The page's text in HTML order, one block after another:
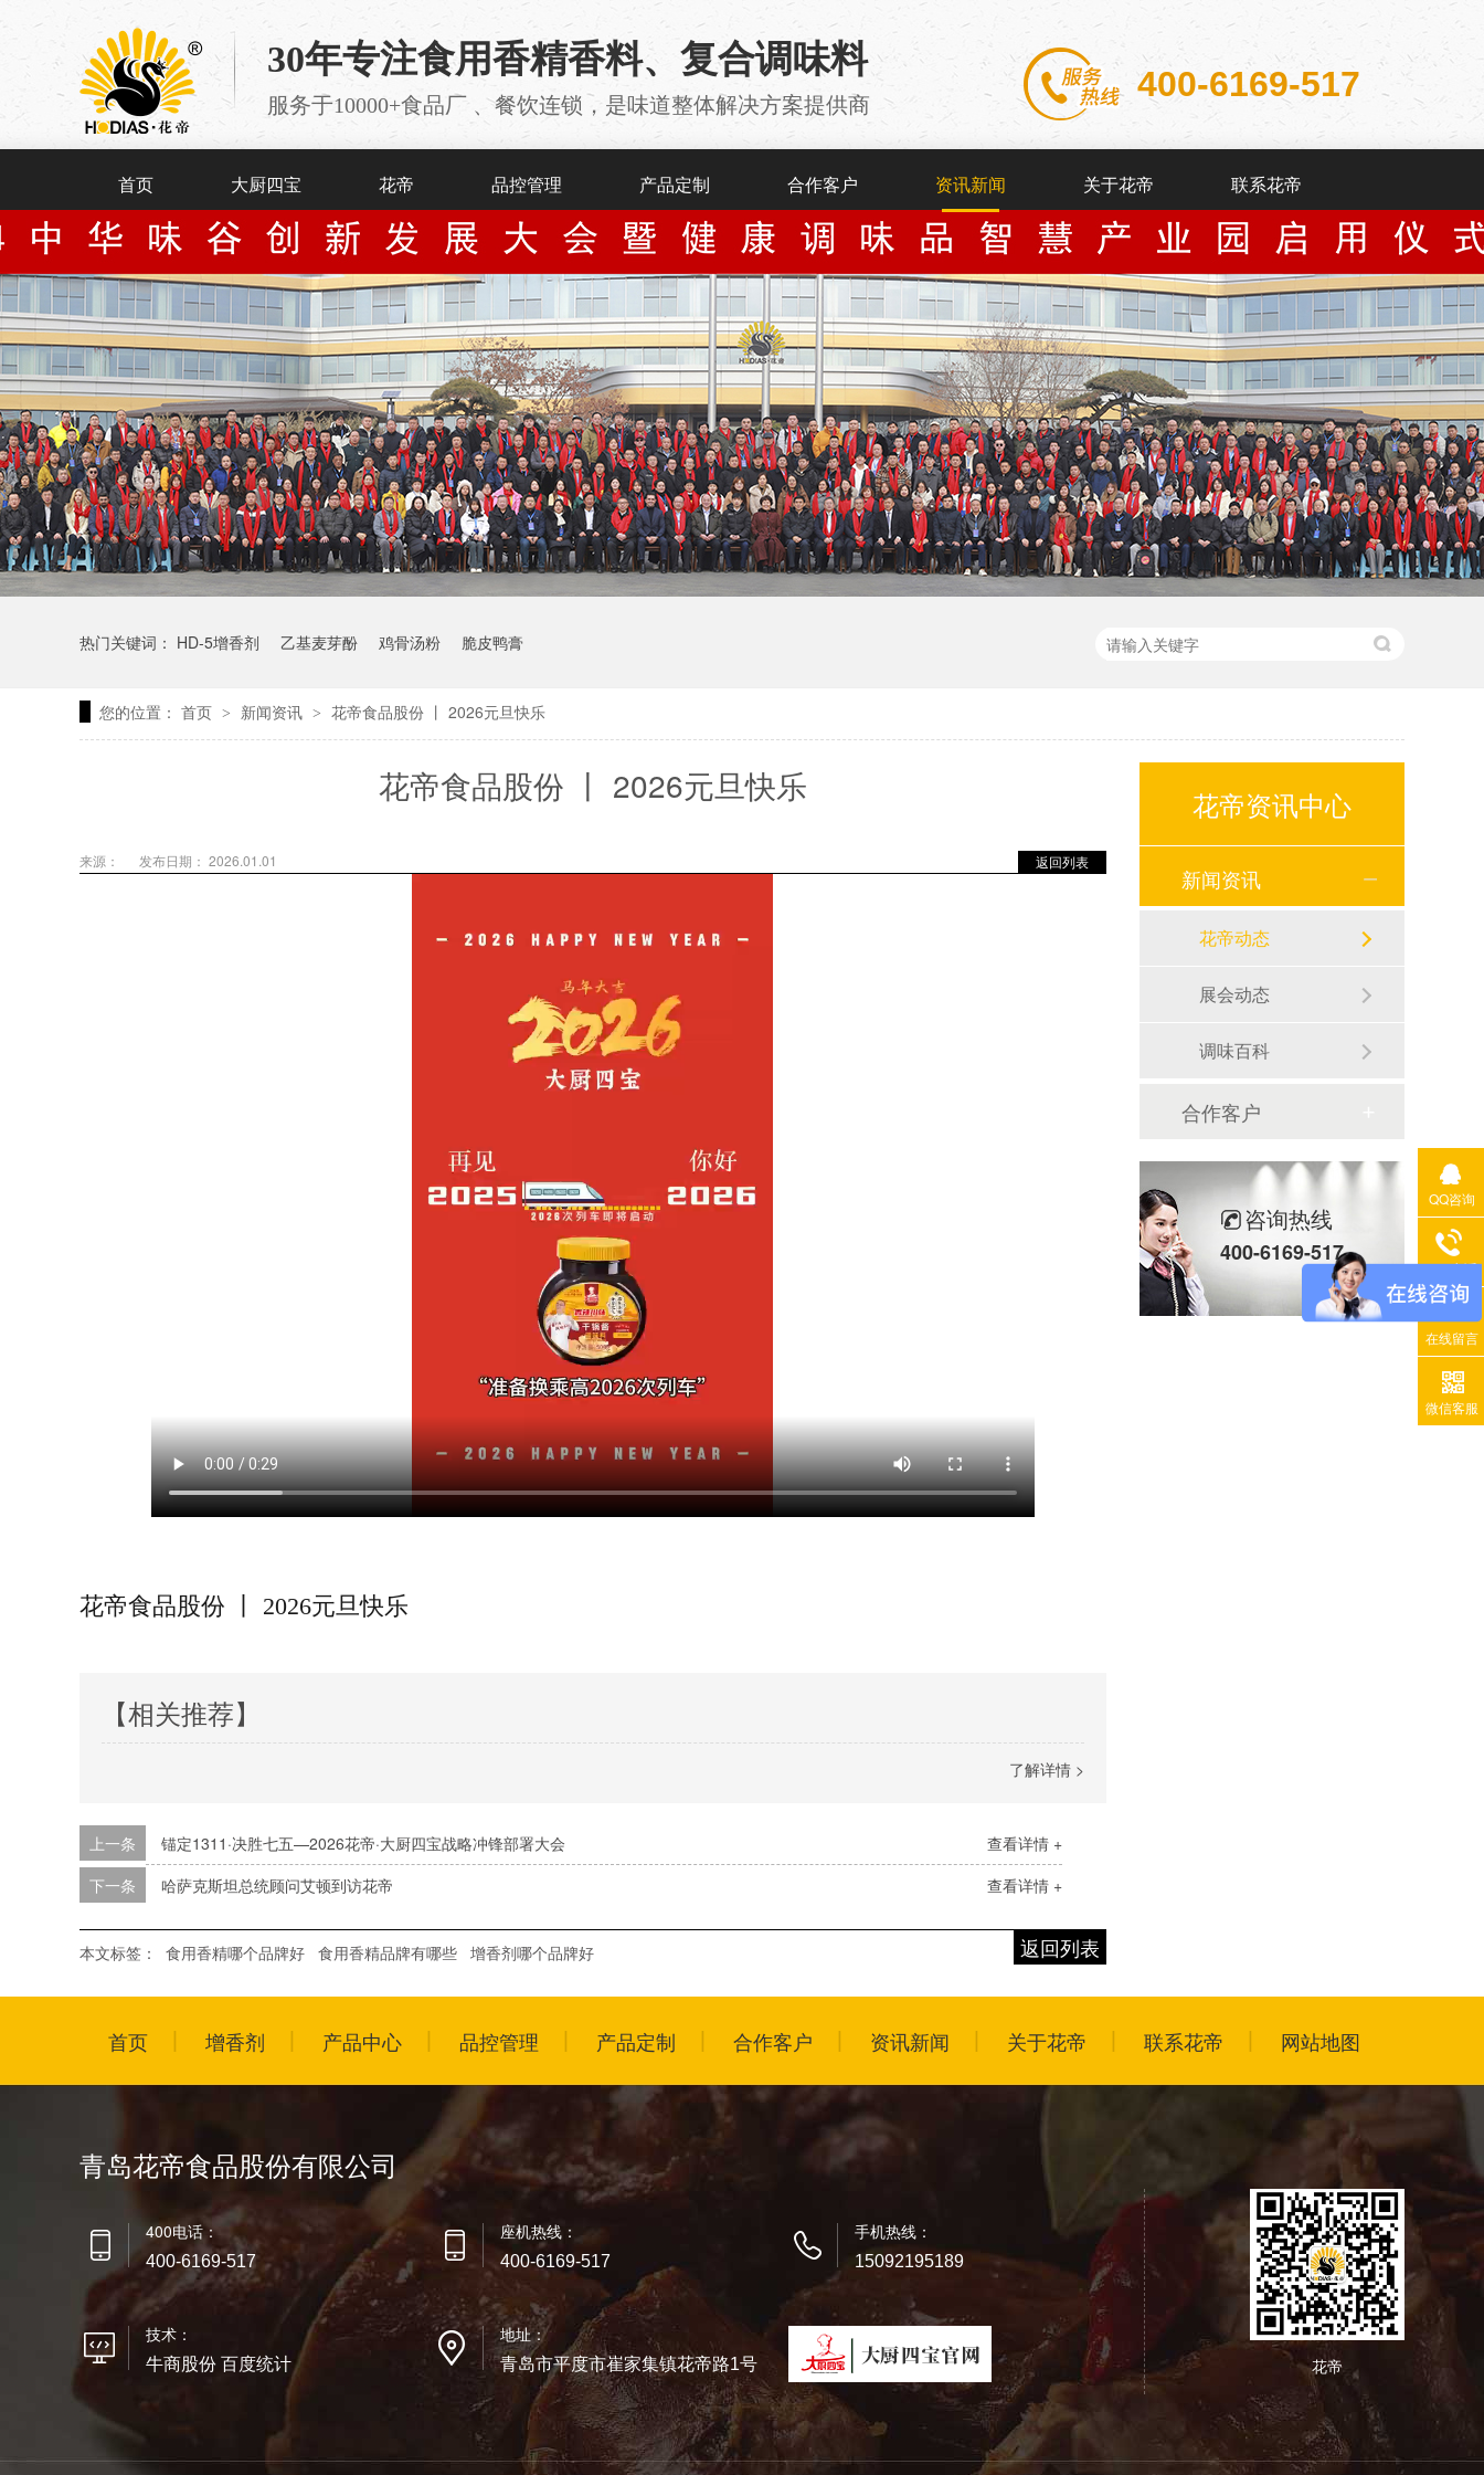
30年专注食用香精香料、复合调味料
服务于10000+食品厂 、餐饮连锁，是味道整体解决方案提供商
400-6169-517
首页 大厨四宝 花帝 品控管理 产品定制 合作客户 资讯新闻 关于花帝 联系花帝
热门关键词： HD-5增香剂 乙基麦芽酚 鸡骨汤粉 脆皮鸭膏
您的位置： 首页 > 新闻资讯 > 花帝食品股份 丨 2026元旦快乐
花帝食品股份 丨 2026元旦快乐
返回列表
来源： 发布日期： 2026.01.01
花帝食品股份 丨 2026元旦快乐
【相关推荐】
了解详情 >
查看详情 +
上一条
锚定1311·决胜七五—2026花帝·大厨四宝战略冲锋部署大会
查看详情 +
下一条 哈萨克斯坦总统顾问艾顿到访花帝
返回列表
本文标签： 食用香精哪个品牌好 食用香精品牌有哪些 增香剂哪个品牌好
花帝资讯中心
新闻资讯
花帝动态
展会动态
调味百科
合作客户
咨询热线
400-6169-517
首页 增香剂 产品中心 品控管理 产品定制 合作客户 资讯新闻 关于花帝 联系花帝 网站地图
青岛花帝食品股份有限公司
400电话：
400-6169-517
座机热线：
400-6169-517
手机热线：
15092195189
技术：
牛商股份 百度统计
地址：
青岛市平度市崔家集镇花帝路1号 花帝
QQ咨询
400电话
在线留言
微信客服